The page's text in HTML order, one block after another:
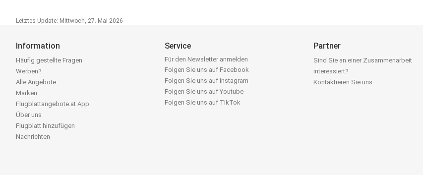
Letztes Update: Mittwoch, 27. Mai 2026
Information
Häufig gestellte Fragen
Werben?
Alle Angebote
Marken
Flugblattangebote.at App
Über uns
Flugblatt hinzufügen
Nachrichten
Service
Für den Newsletter anmelden
Folgen Sie uns auf Facebook
Folgen Sie uns auf Instagram
Folgen Sie uns auf Youtube
Folgen Sie uns auf TikTok
Partner
Sind Sie an einer Zusammenarbeit
interessiert?
Kontaktieren Sie uns